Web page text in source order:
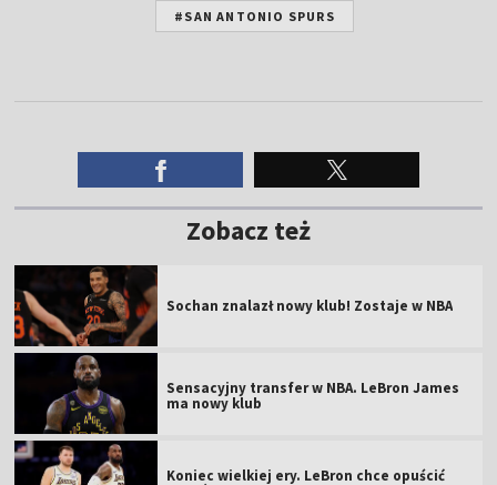
#SAN ANTONIO SPURS
Zobacz też
Sochan znalazł nowy klub! Zostaje w NBA
Sensacyjny transfer w NBA. LeBron James
ma nowy klub
Koniec wielkiej ery. LeBron chce opuścić